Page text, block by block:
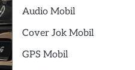
Audio Mobil
Cover Jok Mobil
GPS Mobil